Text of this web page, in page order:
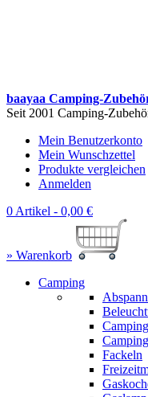
baayaa Camping-
Seit 2001 Camping-
Mein Benutzerkonto
Mein Wunschzettel
Produkte vergleichen
Anmelden
0 Artikel - 0,00 €
» Warenkorb
Camping
Fackeln